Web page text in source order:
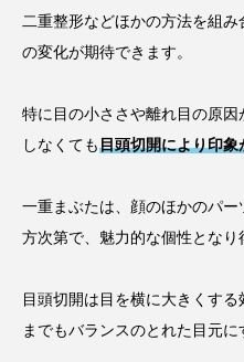
二重整形などほかの方法を組
の変化が期待できます。
特に目の小ささや離れ目の原
しなくても目頭切開により印象
一重まぶたは、顔のほかのパ
方次第で、魅力的な個性となり
目頭切開は目を横に大きくす
までもバランスのとれた目元に